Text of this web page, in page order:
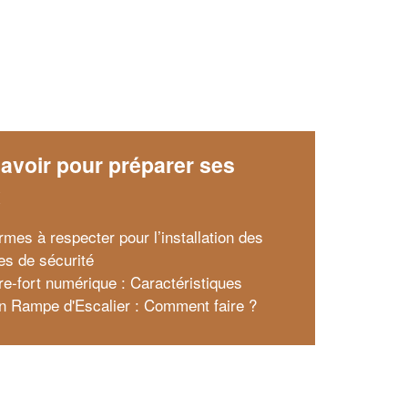
pour préparer ses
à respecter pour l’installation des
de sécurité
fort numérique : Caractéristiques
Rampe d'Escalier : Comment faire ?